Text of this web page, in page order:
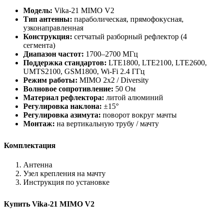
Модель: Vika-21 MIMO V2
Тип антенны: параболическая, прямофокусная,
узконаправленная
Конструкция: сетчатый разборный рефлектор (4
сегмента)
Диапазон частот: 1700–2700 МГц
Поддержка стандартов: LTE1800, LTE2100, LTE2600,
UMTS2100, GSM1800, Wi‑Fi 2.4 ГГц
Режим работы: MIMO 2x2 / Diversity
Волновое сопротивление: 50 Ом
Материал рефлектора: литой алюминий
Регулировка наклона: ±15°
Регулировка азимута: поворот вокруг мачты
Монтаж: на вертикальную трубу / мачту
Комплектация
Антенна
Узел крепления на мачту
Инструкция по установке
Купить Vika-21 MIMO V2